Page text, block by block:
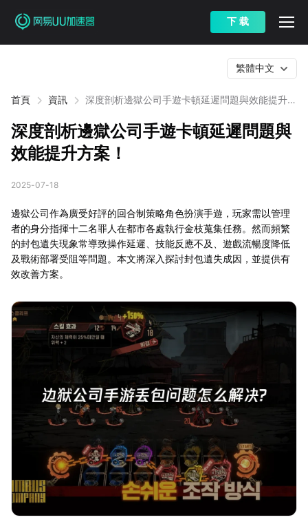
下 载
首頁 資訊
深度剖析邊獄公司手遊卡頓延遲問題與效能提升方
繁體中文
深度剖析邊獄公司手遊卡頓延遲問題與
效能提升方案！
2025-07-18
邊獄公司作為廣受好評的回合制策略角色扮演手遊，玩家需以管理
者的身分指揮十二名罪人在都市各處執行金枝蒐集任務。然而頻繁
的封包遺失現象常導致操作延遲、技能反應不及、遊戲流暢度降低
及戰術部署受阻等問題。本文將深入探討封包遺失成因，並提供有
效改善方案。